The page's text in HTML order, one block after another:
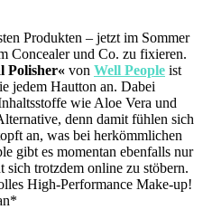
Produkten – jetzt im Sommer
Concealer und Co. zu fixieren.
Polisher« von Well People ist
jedem Hautton an. Dabei
wie Aloe Vera und
denn damit fühlen sich
an, was bei herkömmlichen
gibt es momentan ebenfalls nur
trotzdem online zu stöbern.
High-Performance Make-up!